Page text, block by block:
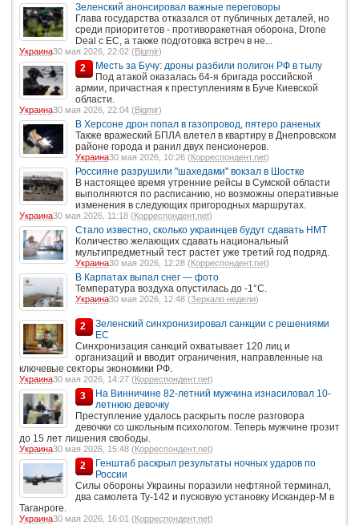
Зеленский анонсировал важные переговоры
Глава государства отказался от публичных деталей, но
среди приоритетов - противоракетная оборона, Drone
Deal с ЕС, а также подготовка встреч в не...
Украина30 мая 2026, 22:02 (Bigmir)
2
Месть за Бучу: дроны разбили полигон РФ в тылу
Под атакой оказалась 64-я бригада российской
армии, причастная к преступлениям в Буче Киевской
области.
Украина30 мая 2026, 22:04 (Bigmir)
В Херсоне дрон попал в газопровод, пятеро раненых
Также вражеский БПЛА влетел в квартиру в Днепровском
районе города и ранил двух пенсионеров.
Украина30 мая 2026, 10:26 (Корреспондент.net)
Россияне разрушили "шахедами" вокзал в Шостке
В настоящее время утренние рейсы в Сумской области
выполняются по расписанию, но возможны оперативные
изменения в следующих пригородных маршрутах.
Украина30 мая 2026, 11:18 (Корреспондент.net)
Стало известно, сколько украинцев будут сдавать НМТ
Количество желающих сдавать национальный
мультипредметный тест растет уже третий год подряд.
Украина30 мая 2026, 12:28 (Корреспондент.net)
В Карпатах выпал снег — фото
Температура воздуха опустилась до -1°С.
Украина30 мая 2026, 12:48 (Зеркало недели)
2
Зеленский синхронизировал санкции с решениями
ЕС
Синхронизация санкций охватывает 120 лиц и
организаций и вводит ограничения, направленные на
ключевые секторы экономики РФ.
Украина30 мая 2026, 14:27 ( Корреспондент.net)
3
На Винничине 82-летний мужчина изнасиловал 10-
летнюю девочку
Преступление удалось раскрыть после разговора
девочки со школьным психологом. Теперь мужчине грозит
до 15 лет лишения свободы.
Украина30 мая 2026, 15:48 ( Корреспондент.net)
2
Генштаб раскрыл результаты ночных ударов по
России
Силы обороны Украины поразили нефтяной терминал,
два самолета Ту-142 и пусковую установку Искандер-М в
Таганроге.
Украина30 мая 2026, 16:01 ( Корреспондент.net)